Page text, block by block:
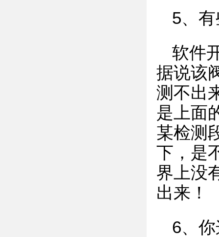
5、
软件
据说该
测不出
是上面
某检测
下，是
界上没
出来！
6、